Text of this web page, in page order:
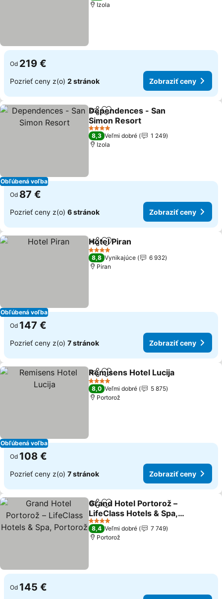
Izola
Od 219 €
Pozrieť ceny z(o) 2 stránok Zobraziť ceny
Obľúbená voľba
ZdieľaťPridať do obľúbených
Dependences - San
Simon Resort
4 Počet hviezdičiek
8,3 Veľmi dobré
1 249
Izola
Od 87 €
Pozrieť ceny z(o) 6 stránok Zobraziť ceny
Obľúbená voľba
ZdieľaťPridať do obľúbených
Hotel Piran
4 Počet hviezdičiek
8,8 Vynikajúce
6 932
Piran
Od 147 €
Pozrieť ceny z(o) 7 stránok Zobraziť ceny
Obľúbená voľba
ZdieľaťPridať do obľúbených
Remisens Hotel Lucija
4 Počet hviezdičiek
8,0 Veľmi dobré
5 875
Portorož
Od 108 €
Pozrieť ceny z(o) 7 stránok Zobraziť ceny
ZdieľaťPridať do obľúbených
Grand Hotel Portorož –
LifeClass Hotels & Spa,
Portorož
4 Počet hviezdičiek
8,4 Veľmi dobré
7 749
Portorož
Od 145 €